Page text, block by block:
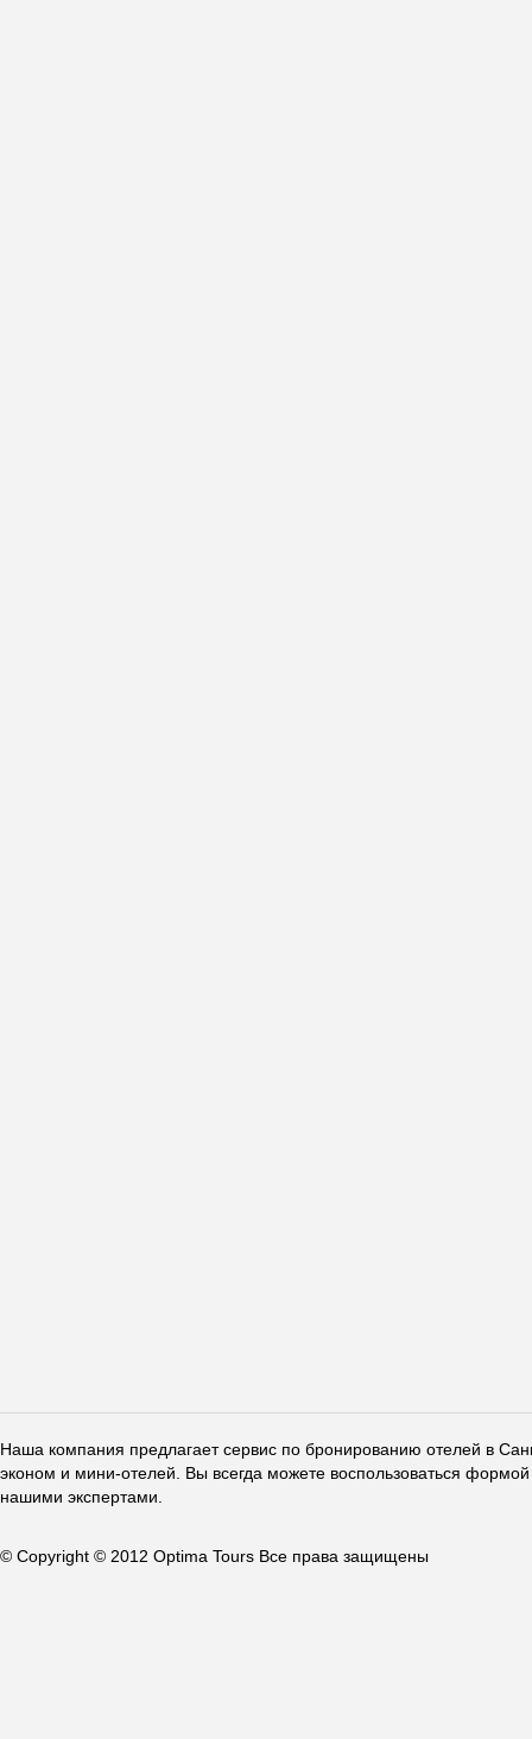
Наша компания предлагает сервис по бронированию отелей в
эконом и мини-отелей. Вы всегда можете воспользоваться
нашими экспертами.
© Copyright © 2012 Optima Tours Все права защищены